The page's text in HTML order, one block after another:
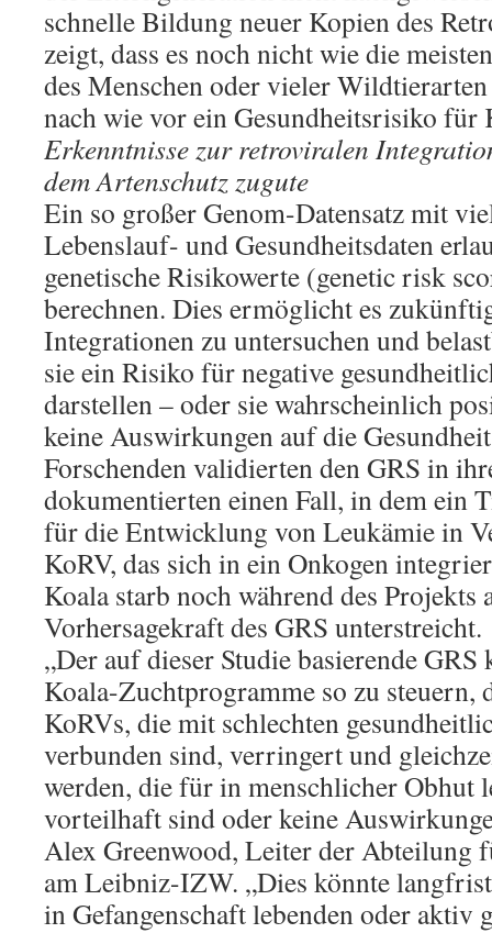
schnelle Bildung neuer Kopien des
zeigt, dass es noch nicht wie die
des Menschen oder vieler
nach wie vor ein Gesundheitsrisiko für
Erkenntnisse zur retroviralen
dem Artenschutz zugute
Ein so großer Genom-Datensatz mit
Lebenslauf- und Gesundheitsdaten
genetische Risikowerte (genetic risk
berechnen. Dies ermöglicht es
Integrationen zu untersuchen und
sie ein Risiko für negative
darstellen – oder sie wahrscheinlich
keine Auswirkungen auf die
Forschenden validierten den GRS in
dokumentierten einen Fall, in dem ein
für die Entwicklung von Leukämie in
KoRV, das sich in ein Onkogen
Koala starb noch während des Projekts
Vorhersagekraft des GRS unterstreicht.
„Der auf dieser Studie basierende GRS
Koala-Zuchtprogramme so zu steuern,
KoRVs, die mit schlechten
verbunden sind, verringert und
werden, die für in menschlicher Obhut
vorteilhaft sind oder keine
Alex Greenwood, Leiter der Abteilung
am Leibniz-IZW. „Dies könnte
in Gefangenschaft lebenden oder aktiv